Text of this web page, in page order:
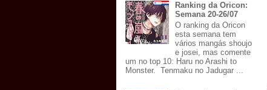
Ranking da Oricon:
Semana 20-26/07
O ranking da Oricon
esta semana tem
vários mangás shoujo
e josei, mas comente
um no top 10: Haru no Arashi to
Monster. Tenmaku no Jadugar ...